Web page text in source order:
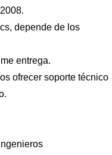
depende de los
entrega.
ofrecer soporte técnico